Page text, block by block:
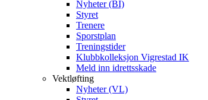
Nyheter (BI)
Styret
Trenere
Sporstplan
Treningstider
Klubbkolleksjon Vigrestad IK
Meld inn idrettsskade
Vektløfting
Nyheter (VL)